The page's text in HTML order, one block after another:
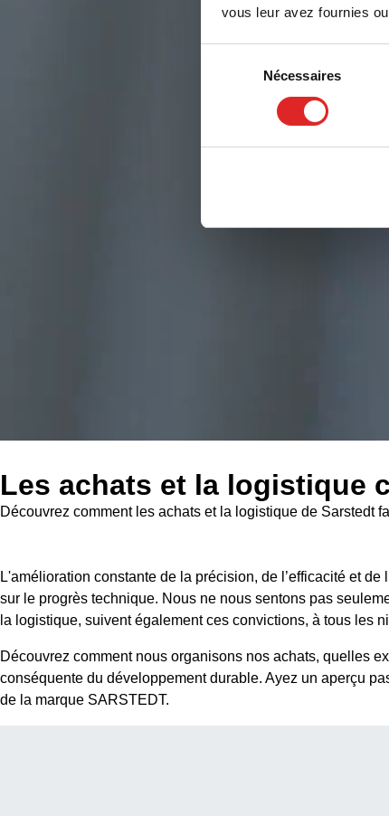
vous leur avez fournies
consentement
Nécessaires
Les achats et la logistique
Découvrez comment les achats et la logistique de Sarstedt
L'amélioration constante de la précision, de l’efficacité et
sur le progrès technique. Nous ne nous sentons pas
la logistique, suivent également ces convictions, à tous les
Découvrez comment nous organisons nos achats, quelles
conséquente du développement durable. Ayez un aperçu
de la marque SARSTEDT.